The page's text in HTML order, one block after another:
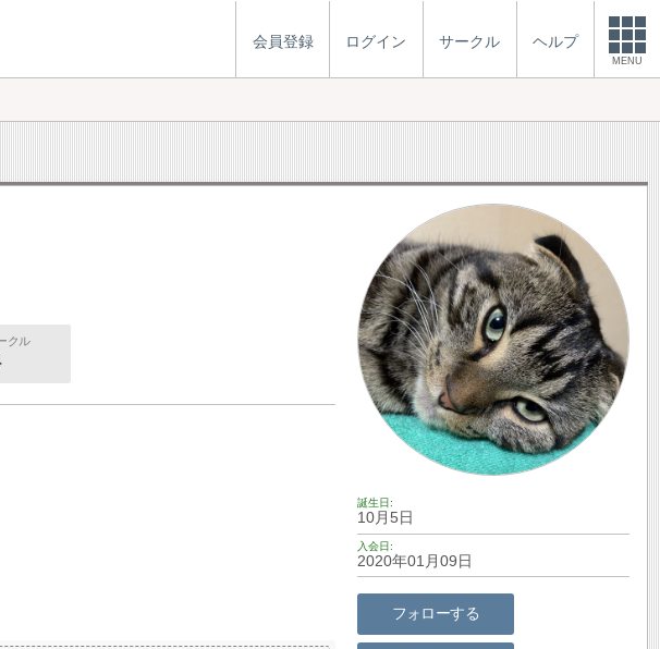
会員登録 ログイン サークル ヘルプ
MENU
クル
誕生日
10月5日
入会日
2020年01月09日
フォローする